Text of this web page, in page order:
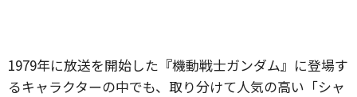
1979年に放送を開始した『機動戦士ガンダム』に登場す
るキャラクターの中でも、取り分けて人気の高い「シャ